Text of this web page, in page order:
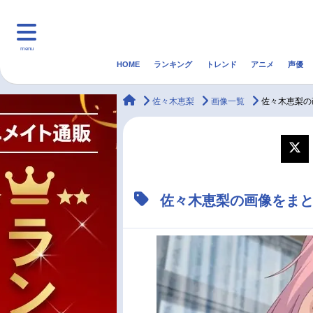
menu
マンガ・ラノベ 音楽
アニメ記事一覧
声優記事一覧
HOME ランキング トレンド アニメ 声優
animateTimes
佐々木恵梨 画像一覧 佐々木恵梨
佐々木恵梨の画像をま